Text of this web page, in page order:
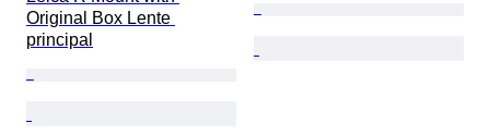
Original Box Lente
principal